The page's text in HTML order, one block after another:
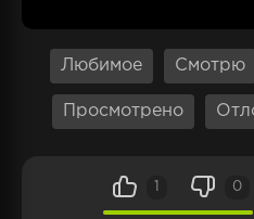
Любимое Смотрю
Просмотрено
0